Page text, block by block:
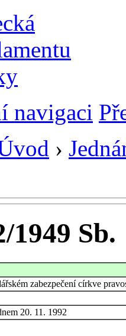
navigaci
›
1949 Sb.
zabezpečení církve
20. 11. 1992